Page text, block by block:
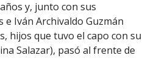
y, junto con sus
e Iván Archivaldo Guzmán
hijos que tuvo el capo con su
Salazar), pasó al frente de